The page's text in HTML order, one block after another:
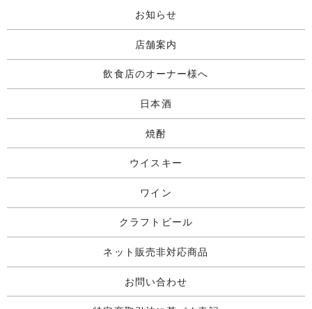
お知らせ
店舗案内
飲食店のオーナー様へ
日本酒
焼酎
ウイスキー
ワイン
クラフトビール
ネット販売非対応商品
お問い合わせ